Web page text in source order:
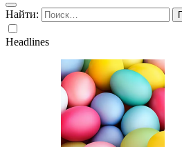
Найти:
Headlines